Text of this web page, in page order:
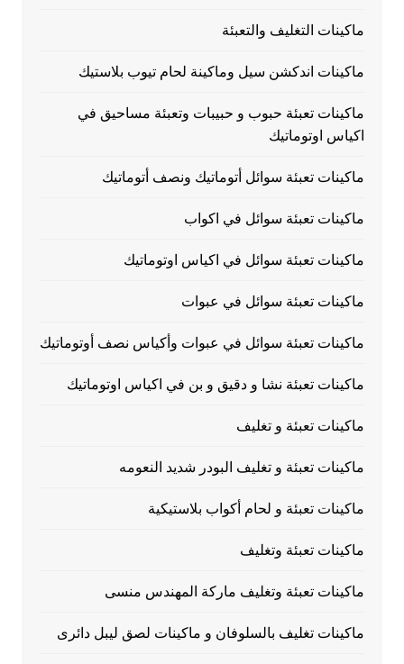
ماكينات التغليف والتعبئة
ماكينات اندكشن سيل وماكينة لحام تيوب بلاستيك
ماكينات تعبئة حبوب و حبيبات وتعبئة مساحيق في
اكياس اوتوماتيك
ماكينات تعبئة سوائل أتوماتيك ونصف أتوماتيك
ماكينات تعبئة سوائل في اكواب
ماكينات تعبئة سوائل في اكياس اوتوماتيك
ماكينات تعبئة سوائل في عبوات
ماكينات تعبئة سوائل في عبوات وأكياس نصف أوتوماتيك
ماكينات تعبئة نشا و دقيق و بن في اكياس اوتوماتيك
ماكينات تعبئة و تغليف
ماكينات تعبئة و تغليف البودر شديد النعومه
ماكينات تعبئة و لحام أكواب بلاستيكية
ماكينات تعبئة وتغليف
ماكينات تعبئة وتغليف ماركة المهندس منسى
ماكينات تغليف بالسلوفان و ماكينات لصق ليبل دائرى